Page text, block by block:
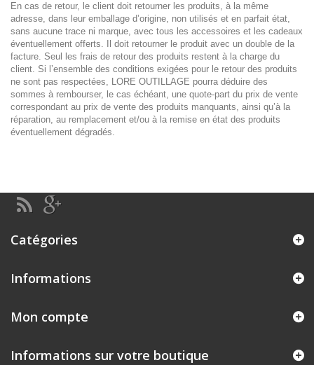
En cas de retour, le client doit retourner les produits, à la même
adresse, dans leur emballage d’origine, non utilisés et en parfait état,
sans aucune trace ni marque, avec tous les accessoires et les cadeaux
éventuellement offerts. Il doit retourner le produit avec un double de la
facture. Seul les frais de retour des produits restent à la charge du
client. Si l’ensemble des conditions exigées pour le retour des produits
ne sont pas respectées, LORE OUTILLAGE pourra déduire des
sommes à rembourser, le cas échéant, une quote-part du prix de vente
correspondant au prix de vente des produits manquants, ainsi qu’à la
réparation, au remplacement et/ou à la remise en état des produits
éventuellement dégradés.
Catégories
Informations
Mon compte
Informations sur votre boutique